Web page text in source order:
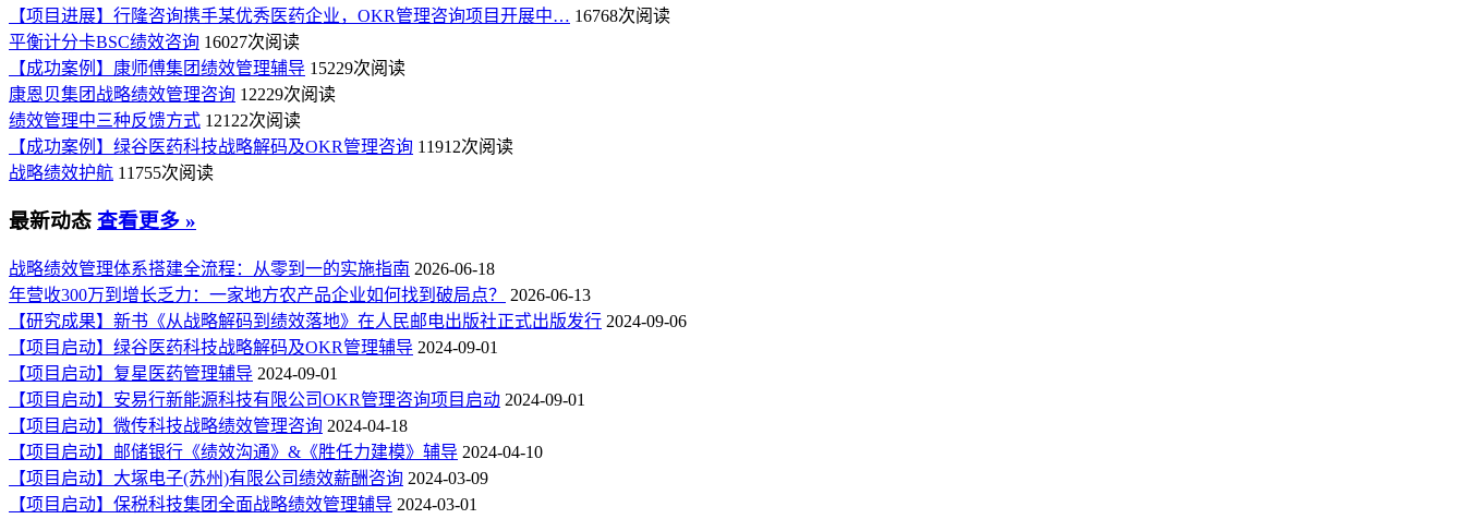
【项目进展】行隆咨询携手某优秀医药企业，OKR管理咨询项目开展中… 16768次阅读
平衡计分卡BSC绩效咨询 16027次阅读
【成功案例】康师傅集团绩效管理辅导 15229次阅读
康恩贝集团战略绩效管理咨询 12229次阅读
绩效管理中三种反馈方式 12122次阅读
【成功案例】绿谷医药科技战略解码及OKR管理咨询 11912次阅读
战略绩效护航 11755次阅读
最新动态 查看更多 »
战略绩效管理体系搭建全流程：从零到一的实施指南 2026-06-18
年营收300万到增长乏力：一家地方农产品企业如何找到破局点？
2026-06-13
【研究成果】新书《从战略解码到绩效落地》在人民邮电出版社正式出版发行 2024-09-06
【项目启动】绿谷医药科技战略解码及OKR管理辅导 2024-09-01
【项目启动】复星医药管理辅导 2024-09-01
【项目启动】安易行新能源科技有限公司OKR管理咨询项目启动 2024-09-01
【项目启动】微传科技战略绩效管理咨询 2024-04-18
【项目启动】邮储银行《绩效沟通》&《胜任力建模》辅导 2024-04-10
【项目启动】大塚电子(苏州)有限公司绩效薪酬咨询 2024-03-09
【项目启动】保税科技集团全面战略绩效管理辅导 2024-03-01